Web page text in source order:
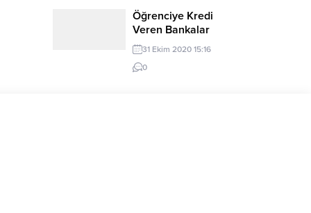
Öğrenciye Kredi
Veren Bankalar
2020
31 Ekim 2020 15:16
0